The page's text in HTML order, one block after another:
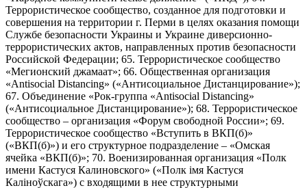
Террористическое сообщество, созданное для подготовки и
совершения на территории г. Перми в целях оказания помощи
Службе безопасности Украины и Украине диверсионно-
террористических актов, направленных против безопасности
Российской Федерации; 65. Террористическое сообщество
«Мегионский джамаат»; 66. Общественная организация
«Antisocial Distancing» («Антисоциальное Дистанцирование»);
67. Объединение «Рок-группа «Antisocial Distancing»
(«Антисоциальное Дистанцирование»); 68. Террористическое
сообщество – организация «Форум свободной России»; 69.
Террористическое сообщество «Вступить в ВКП(б)»
(«ВКП(б)») и его структурное подразделение – «Омская
ячейка «ВКП(б)»; 70. Военизированная организация «Полк
имени Кастуся Калиновского» («Полк iмя Кастуся
Калiноўскага») с входящими в нее структурными